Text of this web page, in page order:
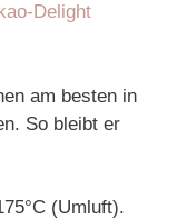
Delight
am besten in
So bleibt er
(Umluft).